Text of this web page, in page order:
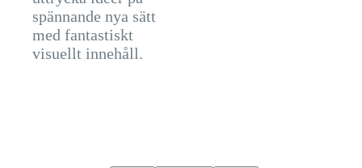
spännande nya sätt
med fantastiskt
visuellt innehåll.